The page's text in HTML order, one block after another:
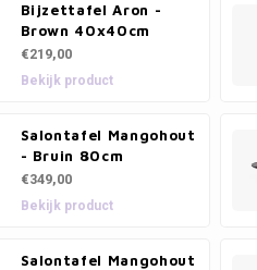
Bijzettafel Aron -
Brown 40x40cm
€219,00
Bekijk product
Salontafel Mangohout
- Bruin 80cm
€349,00
Bekijk product
Salontafel Mangohout